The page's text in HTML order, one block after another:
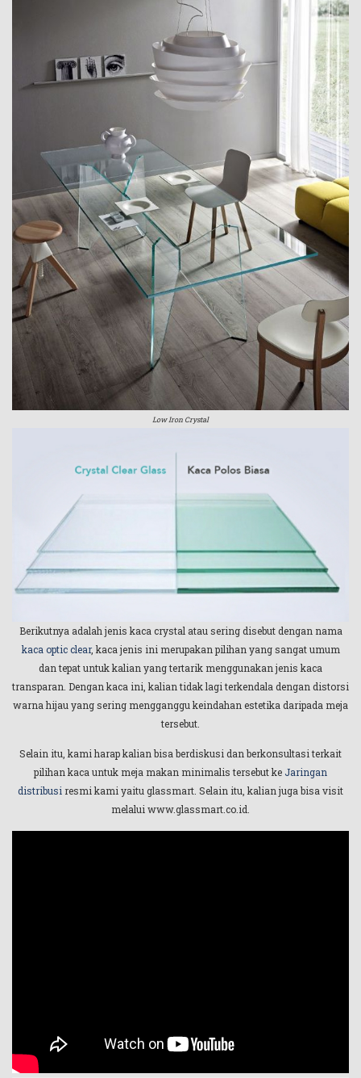
Low Iron Crystal
Berikutnya adalah jenis kaca crystal atau sering disebut dengan nama
kaca optic clear, kaca jenis ini merupakan pilihan yang sangat umum
dan tepat untuk kalian yang tertarik menggunakan jenis kaca
transparan. Dengan kaca ini, kalian tidak lagi terkendala dengan distorsi
warna hijau yang sering mengganggu keindahan estetika daripada meja
tersebut.
Selain itu, kami harap kalian bisa berdiskusi dan berkonsultasi terkait
pilihan kaca untuk meja makan minimalis tersebut ke Jaringan
distribusi resmi kami yaitu glassmart. Selain itu, kalian juga bisa visit
melalui www.glassmart.co.id.